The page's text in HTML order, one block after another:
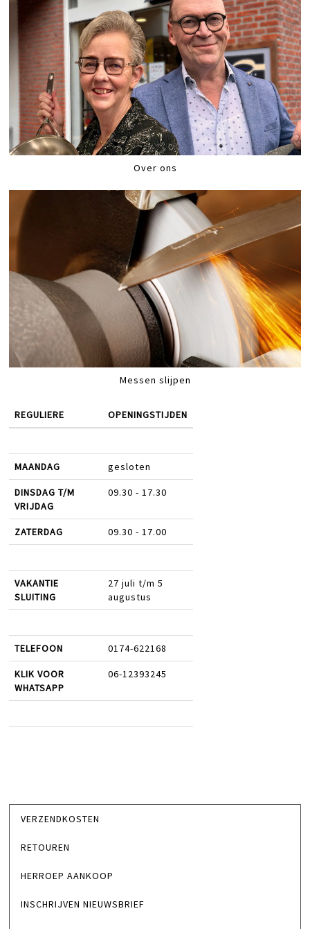
Over ons
Messen slijpen
REGULIERE OPENINGSTIJDEN
MAANDAG gesloten
DINSDAG T/M
VRIJDAG
09.30 - 17.30
ZATERDAG 09.30 - 17.00
VAKANTIE
SLUITING
27 juli t/m 5
augustus
TELEFOON 0174-622168
KLIK VOOR
WHATSAPP
06-12393245
VERZENDKOSTEN
RETOUREN
HERROEP AANKOOP
INSCHRIJVEN NIEUWSBRIEF